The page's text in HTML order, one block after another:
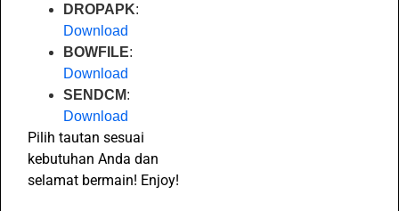
DROPAPK:
Download
BOWFILE:
Download
SENDCM:
Download
Pilih tautan sesuai
kebutuhan Anda dan
selamat bermain! Enjoy!